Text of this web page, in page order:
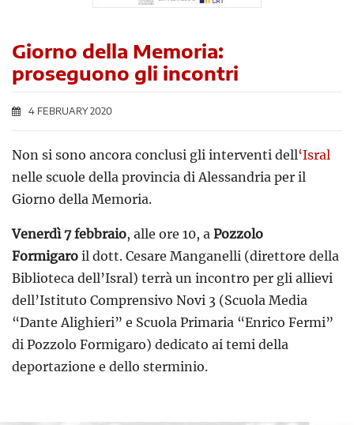
Giorno della Memoria:
proseguono gli incontri
4 FEBRUARY 2020
Non si sono ancora conclusi gli interventi dell‘Isral
nelle scuole della provincia di Alessandria per il
Giorno della Memoria.
Venerdì 7 febbraio, alle ore 10, a Pozzolo
Formigaro il dott. Cesare Manganelli (direttore della
Biblioteca dell’Isral) terrà un incontro per gli allievi
dell’Istituto Comprensivo Novi 3 (Scuola Media
“Dante Alighieri” e Scuola Primaria “Enrico Fermi”
di Pozzolo Formigaro) dedicato ai temi della
deportazione e dello sterminio.